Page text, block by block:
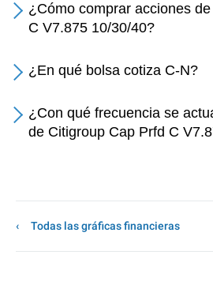
¿Cómo comprar acciones
C V7.875 10/30/40?
¿En qué bolsa cotiza C-N?
¿Con qué frecuencia se
de Citigroup Cap Prfd C
Todas las gráficas financieras